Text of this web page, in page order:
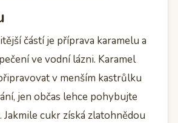
částí je příprava karamelu a
ve vodní lázni. Karamel
v menším kastrůlku
jen občas lehce pohybujte
Jakmile cukr získá zlatohnědou